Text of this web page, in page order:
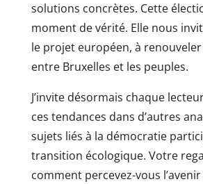
solutions concrètes. Cette
moment de vérité. Elle nous
le projet européen, à
entre Bruxelles et les peuples.
J’invite désormais chaque
ces tendances dans d’autres
sujets liés à la démocratie
transition écologique. Votre
comment percevez-vous l’avenir